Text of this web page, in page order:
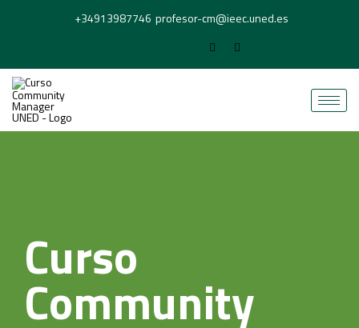
+34913987746 profesor-cm@ieec.uned.es
Curso
Community